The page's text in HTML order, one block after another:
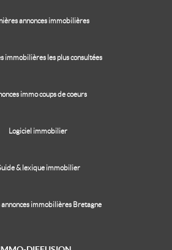
annonces immobilières
immobilières les plus consultées
immo coups de coeurs
Logiciel immobilier
& lexique immobilier
annonces immobilières Bretagne